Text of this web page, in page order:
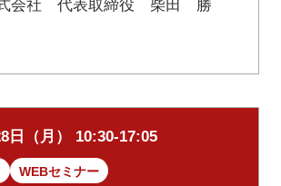
式会社 代表取締役 柴田 勝
日（月） 10:30-17:05
WEBセミナー